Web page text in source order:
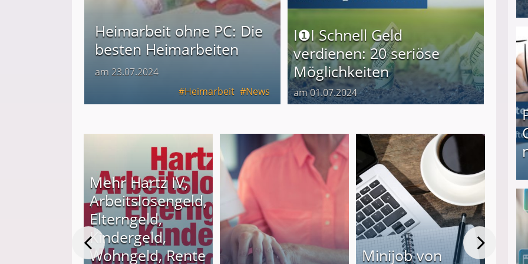
Heimarbeit ohne PC: Die
besten Heimarbeiten
am 23.07.2024
Heimarbeit
News
I❶I Schnell Geld
verdienen: 20 seriöse
Möglichkeiten
am 01.07.2024
Mehr Hartz IV,
Arbeitslosengeld,
Elterngeld,
Kindergeld,
Wohngeld, Rente
Minijob von
I❶I Schnell Geld verdienen: 20 seriöse
Produkttester werden und Geld verdienen ↻